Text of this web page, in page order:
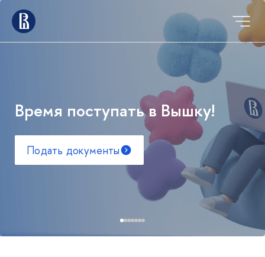
Время поступать в Вышку!
Подать документы